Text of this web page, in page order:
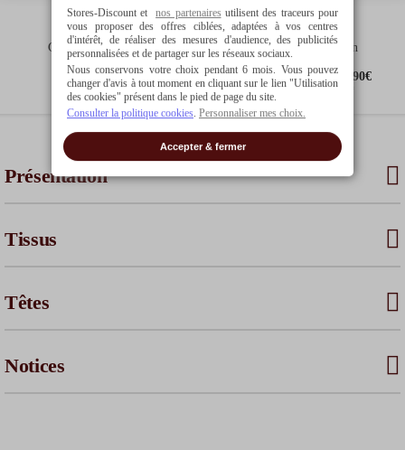
Garantie
5 ans
Expédié sous
10 à 15 jours ouvrés
Livraison
offerte dès 90€
d'achat*
Présentation
Tissus
Têtes
Notices
Stores-Discount etnos partenairesutilisent des traceurs pour
vous proposer des offres ciblées, adaptées à vos centres
d'intérêt, de réaliser des mesures d'audience, des publicités
personnalisées et de partager sur les réseaux sociaux.
Nous conservons votre choix pendant 6 mois. Vous pouvez
changer d'avis à tout moment en cliquant sur le lien "Utilisation
des cookies" présent dans le pied de page du site.
Consulter la politique cookies. Personnaliser mes choix.
Accepter & fermer